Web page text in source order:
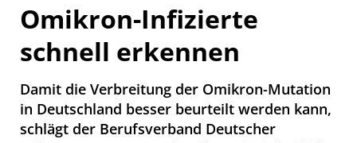
Omikron-Infizierte
schnell erkennen
Damit die Verbreitung der Omikron-Mutation
in Deutschland besser beurteilt werden kann,
schlägt der Berufsverband Deutscher